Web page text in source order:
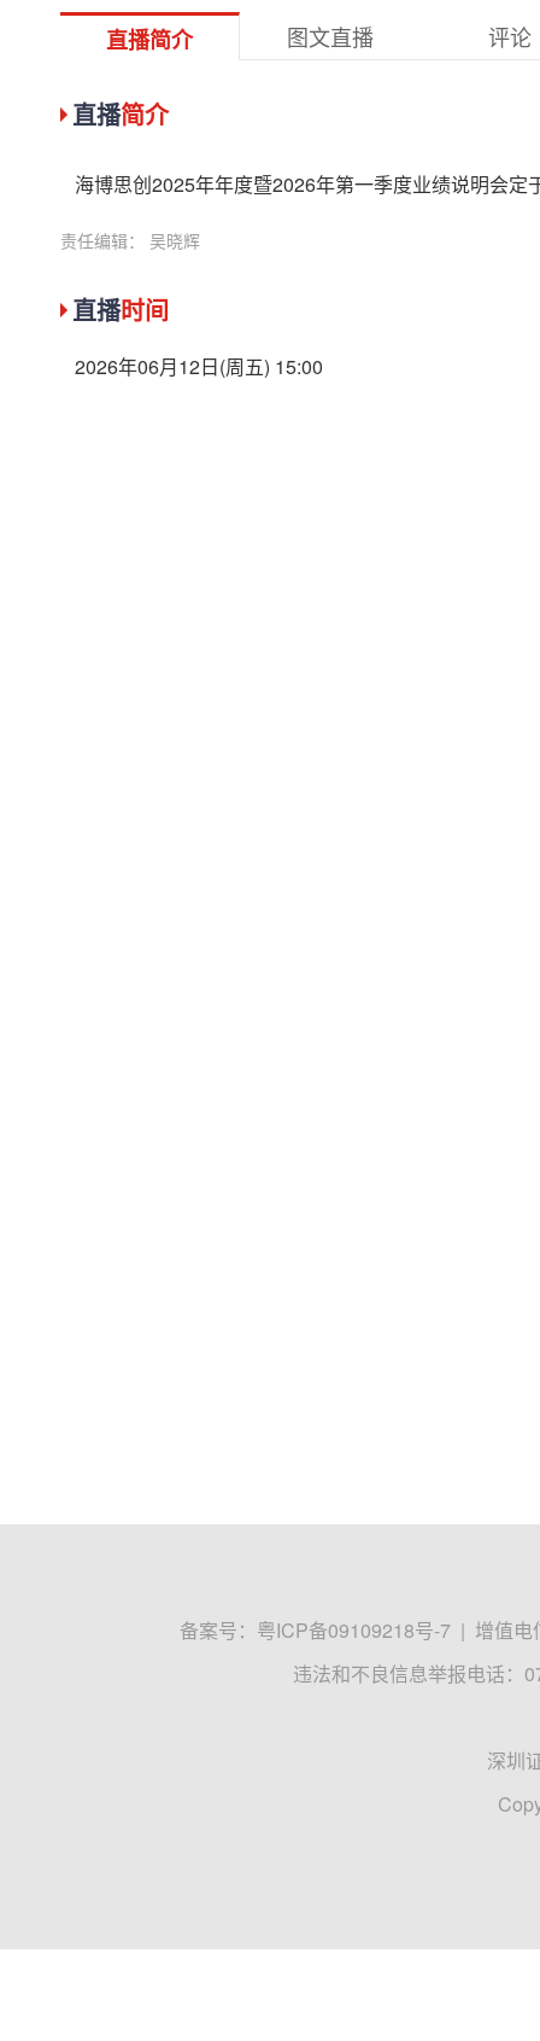
直播简介 图文直播 评论
直播简介
海博思创2025年年度暨2026年第一季度业绩说明会
责任编辑： 吴晓辉
直播时间
2026年06月12日(周五) 15:00
备案号： 粤ICP备09109218号-7 | 增值电
违法和不良信息举报电话：
深圳